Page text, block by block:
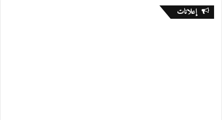
إعلانات